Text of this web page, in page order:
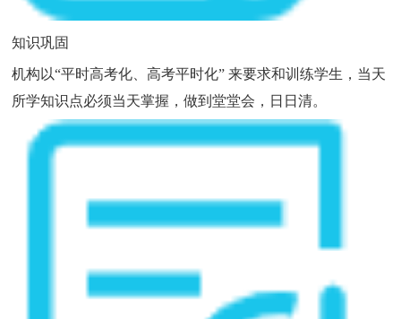
知识巩固
机构以“平时高考化、高考平时化” 来要求和训练学生，当天
所学知识点必须当天掌握，做到堂堂会，日日清。